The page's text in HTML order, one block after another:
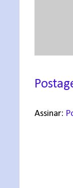
Assinar: